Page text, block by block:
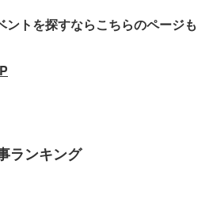
トを探すならこちらのページも
ランキング